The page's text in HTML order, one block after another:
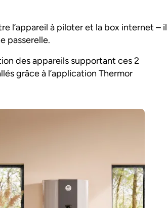
l’appareil à piloter et la box internet – il
passerelle.
des appareils supportant ces 2
grâce à l’application Thermor